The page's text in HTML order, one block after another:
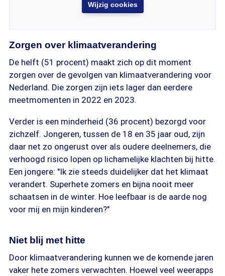
Wijzig cookies
Zorgen over klimaatverandering
De helft (51 procent) maakt zich op dit moment
zorgen over de gevolgen van klimaatverandering voor
Nederland. Die zorgen zijn iets lager dan eerdere
meetmomenten in 2022 en 2023.
Verder is een minderheid (36 procent) bezorgd voor
zichzelf. Jongeren, tussen de 18 en 35 jaar oud, zijn
daar net zo ongerust over als oudere deelnemers, die
verhoogd risico lopen op lichamelijke klachten bij hitte.
Een jongere: "Ik zie steeds duidelijker dat het klimaat
verandert. Superhete zomers en bijna nooit meer
schaatsen in de winter. Hoe leefbaar is de aarde nog
voor mij en mijn kinderen?"
Niet blij met hitte
Door klimaatverandering kunnen we de komende jaren
vaker hete zomers verwachten. Hoewel veel weerapps